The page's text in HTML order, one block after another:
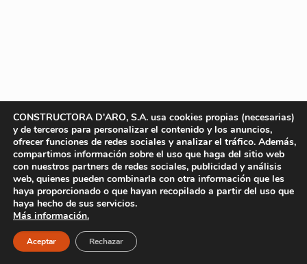
CONSTRUCTORA D'ARO, S.A. usa cookies propias (necesarias)
y de terceros para personalizar el contenido y los anuncios,
ofrecer funciones de redes sociales y analizar el tráfico. Además,
compartimos información sobre el uso que haga del sitio web
con nuestros partners de redes sociales, publicidad y análisis
web, quienes pueden combinarla con otra información que les
haya proporcionado o que hayan recopilado a partir del uso que
haya hecho de sus servicios.
Más información.
Aceptar Rechazar